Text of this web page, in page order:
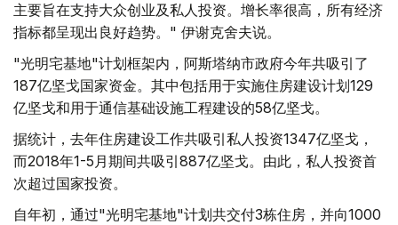
主要旨在支持大众创业及私人投资。增长率很高，所有经济
指标都呈现出良好趋势。" 伊谢克舍夫说。
"光明宅基地"计划框架内，阿斯塔纳市政府今年共吸引了
187亿坚戈国家资金。其中包括用于实施住房建设计划129
亿坚戈和用于通信基础设施工程建设的58亿坚戈。
据统计，去年住房建设工作共吸引私人投资1347亿坚戈，
而2018年1-5月期间共吸引887亿坚戈。由此，私人投资首
次超过国家投资。
自年初，通过"光明宅基地"计划共交付3栋住房，并向1000